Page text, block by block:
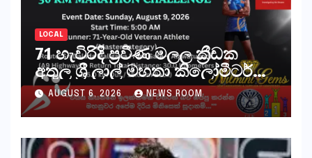
LOCAL
71 හැවිරිදි ප්‍රවීණ මලල ක්‍රීඩක
අතුල ශ්‍රී ලාල් මහතා කිලෝමීටර්
30ක විශේෂ මැරතන් ධාවන
අභියෝගයකට සැරසෙයි
AUGUST 6, 2026 NEWS ROOM